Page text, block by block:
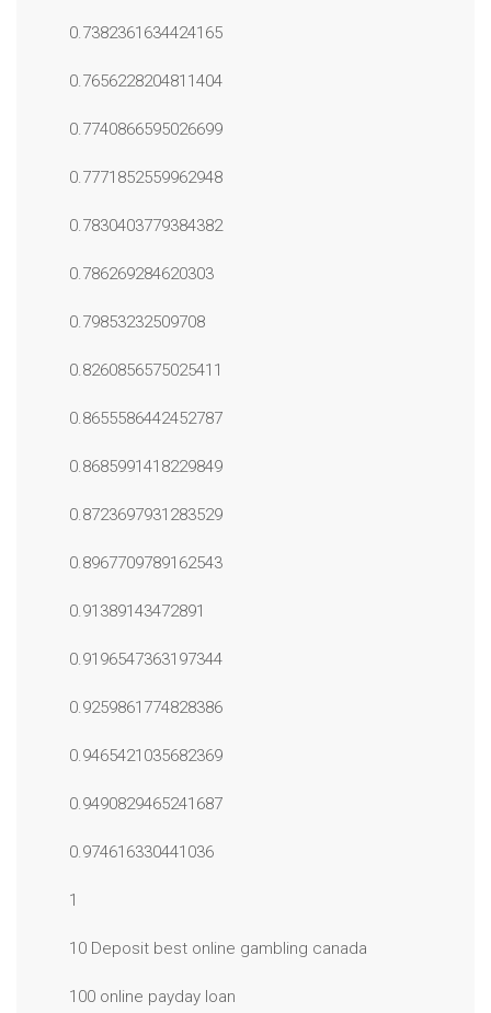
0.7382361634424165
0.7656228204811404
0.7740866595026699
0.7771852559962948
0.7830403779384382
0.786269284620303
0.79853232509708
0.8260856575025411
0.8655586442452787
0.8685991418229849
0.8723697931283529
0.8967709789162543
0.91389143472891
0.9196547363197344
0.9259861774828386
0.9465421035682369
0.9490829465241687
0.974616330441036
1
10 Deposit best online gambling canada
100 online payday loan